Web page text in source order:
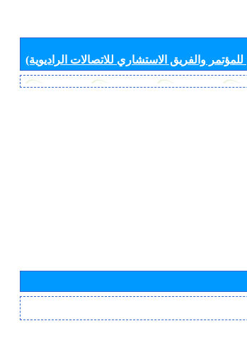
والفريق الاستشاري للاتصالات الراديوية)